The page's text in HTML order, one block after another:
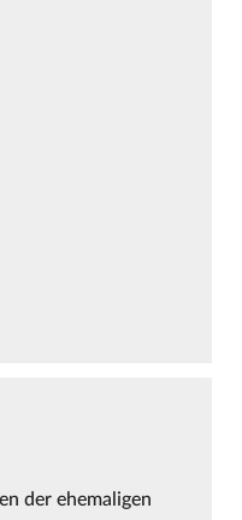
der ehemaligen